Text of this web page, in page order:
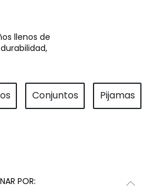
llenos de
Conjuntos Pijamas
POR: